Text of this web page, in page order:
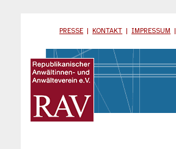
PRESSE KONTAKT |IMPRESSUM